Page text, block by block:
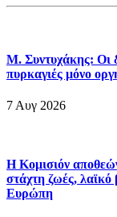
Μ. Συντυχάκης: Οι
πυρκαγιές μόνο
7 Αυγ 2026
Η Κομισιόν
στάχτη ζωές, λαϊκό
Ευρώπη